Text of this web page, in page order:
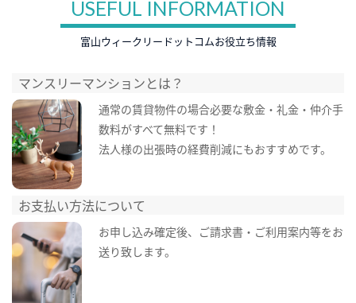
USEFUL INFORMATION
富山ウィークリードットコムお役立ち情報
マンスリーマンションとは？
通常の賃貸物件の場合必要な敷金・礼金・仲介手
数料がすべて無料です！
法人様の出張時の経費削減にもおすすめです。
お支払い方法について
お申し込み確定後、ご請求書・ご利用案内等をお
送り致します。